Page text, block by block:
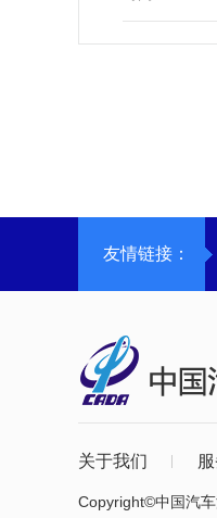
友情链接：
关于我们
Copyright©中国汽